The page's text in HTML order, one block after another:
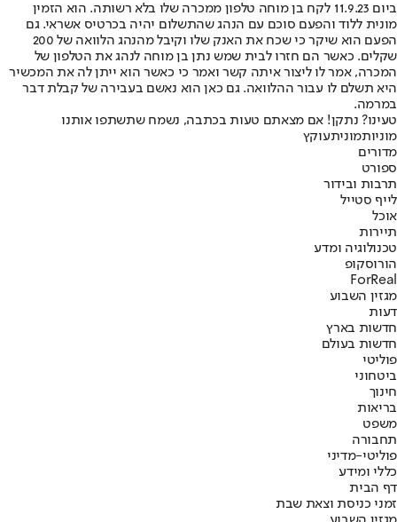
ביום 11.9.23 לקח בן מוחה טלפון ממכרה שלו בלא רשותה. הוא הזמין
מונית ללוד והפעם סוכם עם הנהג שהתשלום יהיה בכרטיס אשראי. גם
הפעם הוא שיקר כי שכח את האנק שלו וקיבל מהנהג הלוואה של 200
שקלים. כאשר הם חזרו לבית שמש נתן בן מוחה לנהג את הטלפון של
המכרה, אמר לו ליצור איתה קשר ואמר כי כאשר הוא ייתן לה את המכשיר
היא תשלם לו עבור ההלוואה. גם כאן הוא נאשם בעבירה של קבלת דבר
במרמה.
טעינו? נתקן! אם מצאתם טעות בכתבה, נשמח שתשתפו אותנו
מוניותמוניתעוקץ
מדורים
ספורט
תרבות ובידור
לייף סטייל
אוכל
תיירות
טכנולוגיה ומדע
הורוסקופ
ForReal
מגזין השבוע
דעות
חדשות בארץ
חדשות בעולם
פוליטי
ביטחוני
חינוך
בריאות
משפט
תחבורה
פוליטי-מדיני
כללי ומידע
דף הבית
זמני כניסת וצאת שבת